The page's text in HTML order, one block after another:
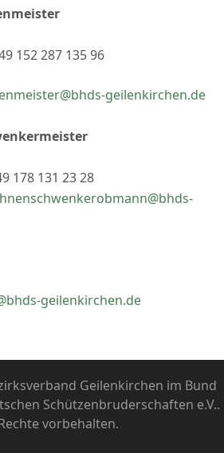
287 135 96
geilenkirchen.de
131 23 28
geilenkirchen.de
Geilenkirchen im Bund
Schützenbruderschaften e.V..
vorbehalten.